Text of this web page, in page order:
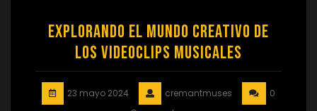
Explorando el Mundo Creativo de
los Videoclips Musicales
23 mayo 2024 cremantmuses
0